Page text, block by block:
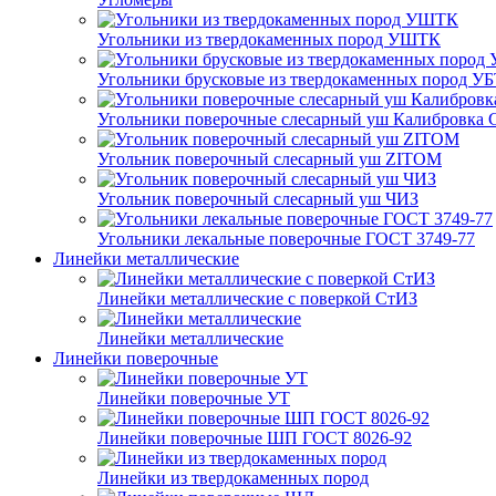
Угольники из твердокаменных пород УШТК
Угольники брусковые из твердокаменных пород
Угольники поверочные слесарный уш Калибровка
Угольник поверочный слесарный уш ZITOM
Угольник поверочный слесарный уш ЧИЗ
Угольники лекальные поверочные ГОСТ 3749-77
Линейки металлические
Линейки металлические с поверкой СтИЗ
Линейки металлические
Линейки поверочные
Линейки поверочные УТ
Линейки поверочные ШП ГОСТ 8026-92
Линейки из твердокаменных пород